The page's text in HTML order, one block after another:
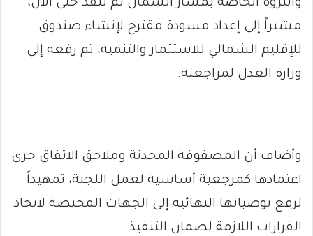
والثروة الخاصة بمسار الشمال لم تُنفذ حتى الآن،
مشيراً إلى إعداد مسودة مقترح لإنشاء صندوق
للإقليم الشمالي للاستثمار والتنمية، تم رفعه إلى
وزارة العدل لمراجعته.
وأضاف أن المصفوفة المحدثة وملاحق الاتفاق جرى
اعتمادها كمرجعية أساسية لعمل اللجنة، تمهيداً
لرفع توصياتها النهائية إلى الجهات المختصة لاتخاذ
القرارات اللازمة لضمان التنفيذ.